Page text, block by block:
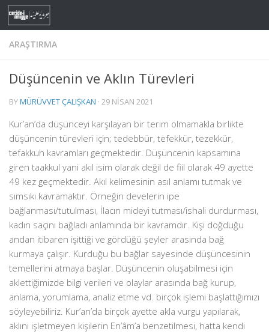
Skip to content
ARAŞTIRMA
Düşüncenin ve Aklın Türevleri
BYMÜRÜVVET ÇALIŞKAN · 29 NISAN 2021
Kur’an’da düşünceyi karşılayan bir terim olmamakla birlikte
düşüncenin türevleri için; tedebbür, tefekkür, tezekkür,
tefakkuh kavramları geçmektedir. Düşüncenin kapsamına
giren taakkul yani akıl isim olarak değil de fiil olarak 49 ayette
49 kez geçmektedir. Akıl kelimesinin asıl anlamı tutmak ve
sımsıkı kavramaktır. Örneğin develerin ipe
bağlanması/tutulması, İlacın mideyi tutması/ishali durdurması,
kadın saçını bağladı anlamında bir kavramdır. Kişi doğduğu
andan itibaren işittiği ve gördüğü şeyler arasında bağ
kurmaya çalışır. Kurduğu bu bağlar sayesinde düşüncesinin
temellerini atmaya başlar. Düşüncenin oluşabilmesi için
aklettiğimizde bilgi verileri ve olaylar arasında bağ kurup,
anlama, yorumlama, analiz etme vd. birçok işlemi başlattığımızı
söyleyebiliriz. Kur’an’da birçok ayette akla vurgu yapılarak,
aklını işletmeyen kişilerin En’âm’a benzetilmesi, hatta kendi